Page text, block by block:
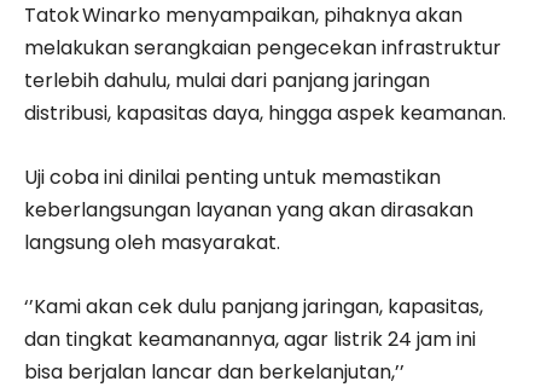
Tatok Winarko menyampaikan, pihaknya akan
melakukan serangkaian pengecekan infrastruktur
terlebih dahulu, mulai dari panjang jaringan
distribusi, kapasitas daya, hingga aspek keamanan.
Uji coba ini dinilai penting untuk memastikan
keberlangsungan layanan yang akan dirasakan
langsung oleh masyarakat.
‘’Kami akan cek dulu panjang jaringan, kapasitas,
dan tingkat keamanannya, agar listrik 24 jam ini
bisa berjalan lancar dan berkelanjutan,’’